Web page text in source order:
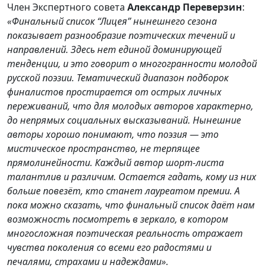
Член Экспертного совета Александр Переверзин:
«Финальный список “Лицея” нынешнего сезона
показывает разнообразие поэтических течений и
направлений. Здесь нет единой доминирующей
тенденции, и это говорит о многогранности молодой
русской поэзии. Тематический диапазон подборок
финалистов простирается от острых личных
переживаний, что для молодых авторов характерно,
до непрямых социальных высказываний. Нынешние
авторы хорошо понимают, что поэзия — это
мистическое пространство, не терпящее
прямолинейности. Каждый автор шорт-листа
талантлив и различим. Остается гадать, кому из них
больше повезёт, кто станет лауреатом премии. А
пока можно сказать, что финальный список даёт нам
возможность посмотреть в зеркало, в котором
многосложная поэтическая реальность отражает
чувства поколения со всеми его радостями и
печалями, страхами и надеждами».